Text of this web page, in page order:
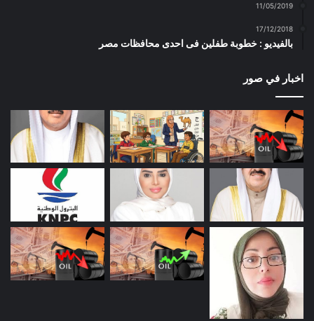
11/05/2019
17/12/2018
بالفيديو : خطوبة طفلين فى احدى محافظات مصر
اخبار في صور